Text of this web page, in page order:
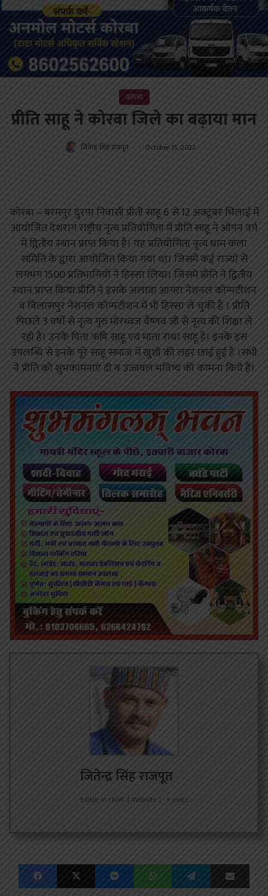
कोरबा
प्रीति साहू ने कोरबा जिले का बढ़ाया मान
जितेन्द्र सिंह राजपूत October 15, 2022
कोरबा – बरमपुर दुरपा निवासी प्रीती साहू 6 से 12 अक्टूबर भिलाई में
आयोजित देशराग राष्ट्रीय नृत्य प्रतियोगिता में प्रीति साहू ने ओपन वर्ग
में द्वितीय स्थान प्राप्त किया है। यह प्रतियोगिता नृत्य धाम कला
समिति के द्वारा आयोजित किया गया था। जिसमें कई राज्यों से
लगभग 1500 प्रतिभागियों ने हिस्सा लिया। जिसमे प्रीति ने द्वितीय
स्थान प्राप्त किया प्रीति ने इसके अलावा आगरा नेशनल कॉम्पटीशन
व बिलासपुर नेशनल कॉम्पटीशन में भी हिस्सा ले चुकी है । प्रीति
पिछले 3 वर्षों से नृत्य गुरु मोरध्वज वैष्णव जी से नृत्य की शिक्षा ले
रही है। उनके पिता ऋषि साहू एवं माता राधा साहू है। इनके इस
उपलब्धि से इनके पूरे साहू समाज में खुशी की लहर छाई हुई है ।सभी
ने प्रीति को शुभकामनाएं दी व उज्जवल भविष्य की कामना किये हैं।
जितेन्द्र सिंह राजपूत
Editor in chief | Website | + posts
FacebookX MessengerWhatsAppTelegram Share via Email